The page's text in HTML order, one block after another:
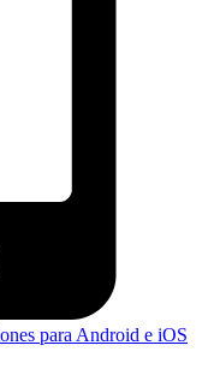
para Android e iOS